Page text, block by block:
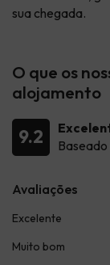
sua chegada.
O que os
alojamento
9.2
Baseado